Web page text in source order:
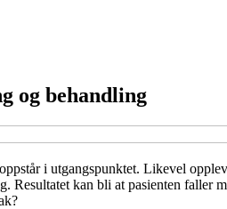
og behandling
i utgangspunktet. Likevel
kan bli at pasienten faller